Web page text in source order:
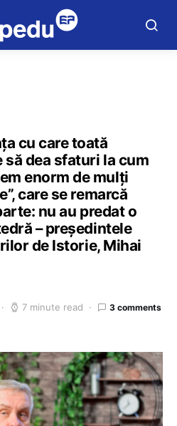
cu care toată
să dea sfaturi la cum
enorm de mulți
care se remarcă
nu au predat o
– președintele
de Istorie, Mihai
7 minute read 3 comments